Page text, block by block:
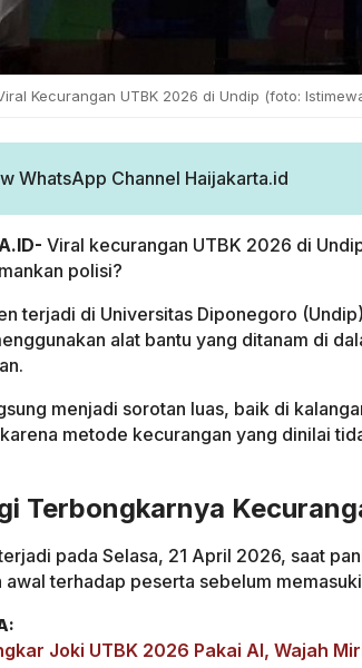
Kecurangan UTBK 2026 di Undip (foto:
WhatsApp Channel Haijakarta.id
Viral kecurangan UTBK 2026 di
polisi?
terjadi di Universitas Diponegoro
alat bantu yang ditanam di
menjadi sorotan luas, baik di
metode kecurangan yang dinilai
Terbongkarnya
pada Selasa, 21 April 2026, saat
awal terhadap peserta sebelum
Joki UTBK 2026 Pakai AI, Wajah